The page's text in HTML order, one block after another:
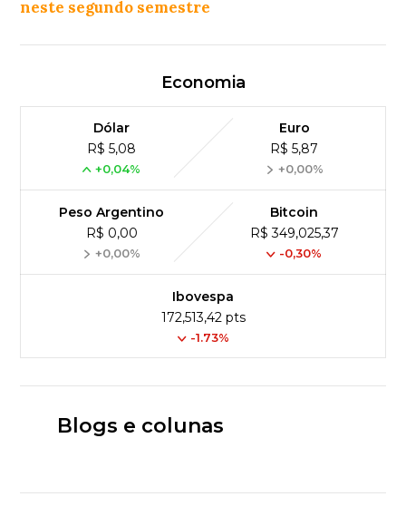
neste segundo semestre
Economia
Dólar
R$ 5,08
+0,04%
Euro
R$ 5,87
+0,00%
Peso Argentino
R$ 0,00
+0,00%
Bitcoin
R$ 349,025,37
-0,30%
Ibovespa
172,513,42 pts
-1.73%
Blogs e colunas